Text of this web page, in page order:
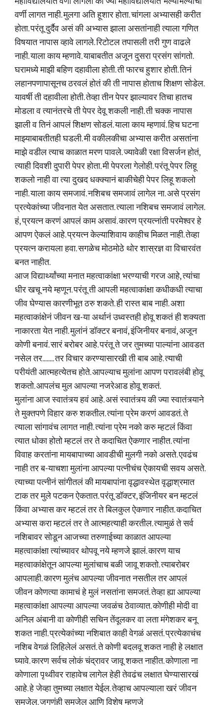
वर्णी लागत नाही. मुलगा अति हूशार होता. चांगला अभ्यासही करीत
होता. परंतू दुर्दैव असं की अभ्यास झाला असतांनाही त्याला गणित
विषयात नापास व्हावे लागले. रिटोटल तपासली तरी गुण वाढले
नाही. याला काय म्हणावे. याबाबतीत अजून दुसरा प्रसंग सांगतो.
घरामध्ये माझी बहिण दहावीला होती. ती फारच हुशार होती. तिनं
लहानपणापासूनच ठरवलं होतं की ती नापास होताच शिक्षण सोडेल.
यावर्षी ती दहावीला होती. तेव्हा तीन पेपर झाल्यावर तिचा हातच
मोडला व त्यानंतरचे ती पेपर देवू शकली नाही. ती चक्क नापास
झाली व तिनं आपलं शिक्षण सोडलं. याला काय म्हणावं. हिच घटना
माझ्याबाबतीतही घडली. मी वकीलकीचा अभ्यास करीत असतांना
माझे वडील त्याच काळात मरण पावले. ज्यावेळी रक्षा विसर्जन होतं,
त्याही दिवशी दुपारी पेपर होता. मी पेपरला गेलोही. परंतू पेपर लिहू
शकलो नाही वा त्या दुखद धक्क्यानं बाकीचेही पेपर लिहू शकलो
नाही. याला काय समजावं. नशिबच समजावं लागेल ना. असे प्रसंग
प्रत्येकांच्या जीवनात येत असतात. त्याला नशिबच समजावं लागेल.
हं, प्रयत्न करणं आपलं काम असावं. कारण प्रयत्नांती परमेश्वर हे
आपण ऐकलं आहे. प्रयत्न केल्याशिवाय काहीच मिळत नाही. तेव्हा
प्रयत्न करायला हवा. सगळेच मोठमोठे थोर शास्रज्ञ वा विचारवंत
बनत नाहीत.
आज विद्यार्थ्यांच्या मनात महत्वाकांक्षा भरण्याची गरज आहे, त्यांचा
धीर खचू नये म्हणून. परंतू ती आपली महत्वाकांक्षा कधीकधी त्याचा
जीव घेण्यास कारणीभूत ठरु शकते. ही रास्त बाब नाही. अशा
महत्वाकांक्षेनं जीवन ख-या अर्थानं उध्वस्तही होवू शकतं ही शक्यता
नाकारता येत नाही. मुलांनं डॉक्टर बनावं, इंजिनीयर बनावं, अजून
कोणी बनावं. सारं बरोबर आहे. परंतू ते जर तुमच्या पाल्यांना आवडत
नसेल तर........ तर विचार करण्यासारखी ती बाब आहे. त्याची
परीयंती आत्महत्येतच होते. आपल्याच मुलांना आपण परावलंबी होवू
शकतो. आपलंच मुल आपल्या नजरेआड होवू शकतं.
मुलांना आज स्वातंत्र्य हवं आहे. असं स्वातंत्र्य की ज्या स्वातंत्र्याने
ते मुक्तपणे विहार करु शकतील. त्यांना प्रेम करणं आवडतं. ते
त्याला सांगावंच लागत नाही. त्यांना प्रेम नको करु म्हटलं किंवा
त्यात धोका होतो म्हटलं तर ते कदाचित ऐकणार नाहीत. त्यांना
विवाह करतांना मायबापाच्या आवडीची मुलगी नको असते. एवढंच
नाही तर ब-याचशा मुलांना आपल्या पत्नीचंच ऐकायची सवय असते.
त्याच्या पत्नीनं सांगीतलं की मायबापांना वृद्धावस्थेत वृद्धाश्रमात
टाक तर मुले पटकन ऐकतात. परंतू डॉक्टर, इंजिनीयर बन म्हटलं
किंवा अभ्यास कर म्हटलं तर ते बिलकुल ऐकणार नाहीत. कदाचित
अभ्यास करा म्हटलं तर ते आत्महत्याही करतील. त्यामुळं ते सर्व
नशिबावर सोडून आजच्या तरुणाईच्या काळात आपल्या
महत्वाकांक्षा त्यांच्यावर थोपवू नये म्हणजे झालं. कारण याच
महत्वाकांक्षेतून आपल्या मुलांचाच बळी जावू शकतो. त्याबरोबर
आपलाही. कारण मुलंच आपल्या जीवनात नसतील तर आपलं
जीवन कोणत्या कामाचं हे मुलं नसतांना समजतं. तेव्हा ह्या आपल्या
महत्वाकांक्षा आपल्या आपल्या जवळंच ठेवाव्यात. कोणीही मोदी वा
अनिल अंबानी वा कोणीही सचिन तेंदूलकर वा लता मंगेशकर बनू
शकत नाही. प्रत्येकांच्या नशिबात काही वेगळं असतं. प्रत्येकाचंच
नशिब वेगळं लिहिलेलं असतं. ते कोणी बदलवू शकत नाही हे लक्षात
घ्यावे. कारण सर्वच लोकं चंद्रावर जावू शकत नाहीत. कोणाला ना
कोणाला पृथ्वीवर राहावेच लागेल हेही तेवढंच लक्षात घेण्यासारखं
आहे. हे जेव्हा तुमच्या लक्षात येईल. तेव्हाच आपल्याला खरं जीवन